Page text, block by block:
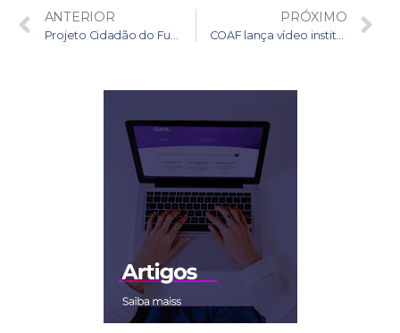
ANTERIOR
Projeto Cidadão do Futuro fomenta discussão sobre cidadania e corrupção com jovens
PRÓXIMO
COAF lança vídeo institucional sobre prevenção à lavagem de dinheiro